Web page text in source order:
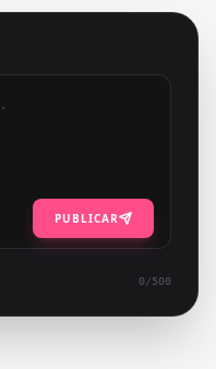
PUBLICAR
0/500